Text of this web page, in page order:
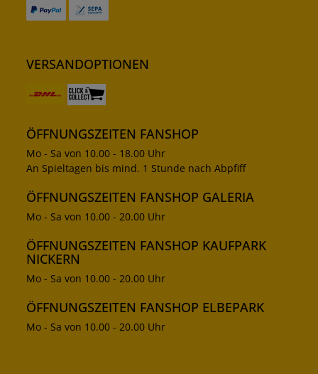
VERSANDOPTIONEN
ÖFFNUNGSZEITEN FANSHOP
Mo - Sa von 10.00 - 18.00 Uhr
An Spieltagen bis mind. 1 Stunde nach Abpfiff
ÖFFNUNGSZEITEN FANSHOP GALERIA
Mo - Sa von 10.00 - 20.00 Uhr
ÖFFNUNGSZEITEN FANSHOP KAUFPARK
NICKERN
Mo - Sa von 10.00 - 20.00 Uhr
ÖFFNUNGSZEITEN FANSHOP ELBEPARK
Mo - Sa von 10.00 - 20.00 Uhr